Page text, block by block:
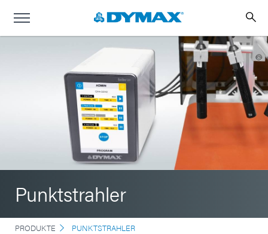
Punktstrahler
PRODUKTE PUNKTSTRAHLER